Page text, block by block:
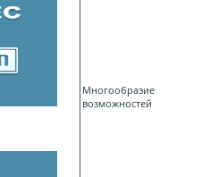
Многообразие
возможностей